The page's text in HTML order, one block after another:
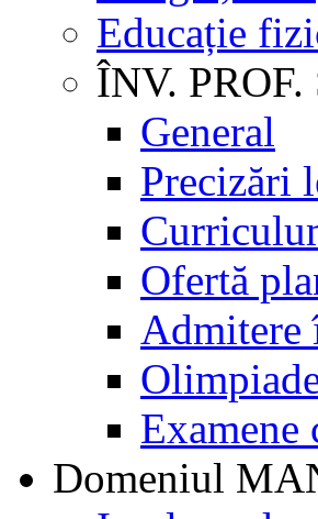
Educație
ÎNV.
General
Precizări
Ofertă
Admitere
Examene
Domeniul